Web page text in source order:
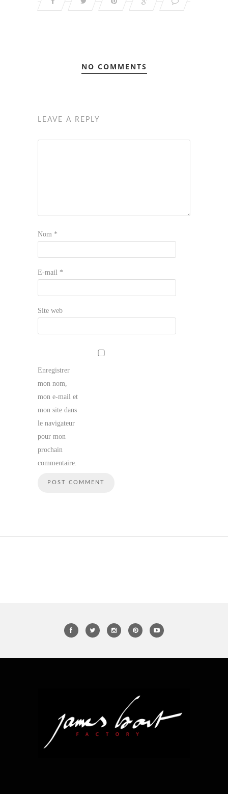
NO COMMENTS
LEAVE A REPLY
Nom *
E-mail *
Site web
Enregistrer
mon nom,
mon e-mail et
mon site dans
le navigateur
pour mon
prochain
commentaire.